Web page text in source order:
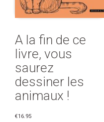
A la fin de ce
livre, vous
saurez
dessiner les
animaux !
€16.95